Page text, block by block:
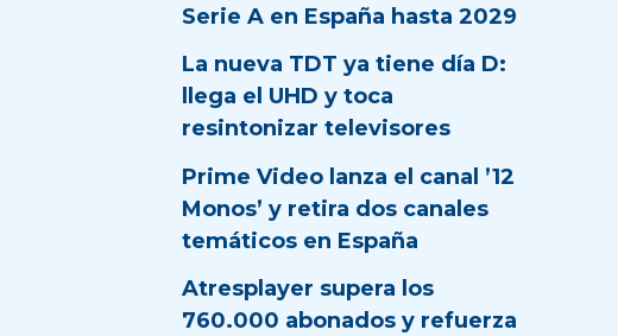
Serie A en España hasta 2029
La nueva TDT ya tiene día D:
llega el UHD y toca
resintonizar televisores
Prime Video lanza el canal ’12
Monos’ y retira dos canales
temáticos en España
Atresplayer supera los
760.000 abonados y refuerza